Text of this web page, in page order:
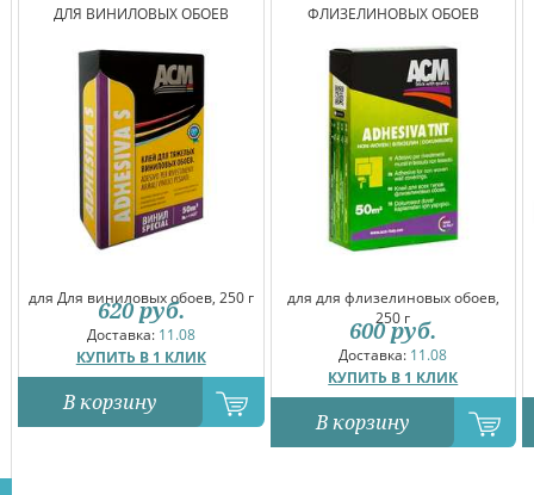
ДЛЯ ВИНИЛОВЫХ ОБОЕВ
для Для виниловых обоев, 250 г
Доставка: 11.08
КУПИТЬ В 1 КЛИК
620 руб.
В корзину
ФЛИЗЕЛИНОВЫХ ОБОЕВ
для для флизелиновых обоев,
250 г
Доставка: 11.08
КУПИТЬ В 1 КЛИК
600 руб.
В корзину